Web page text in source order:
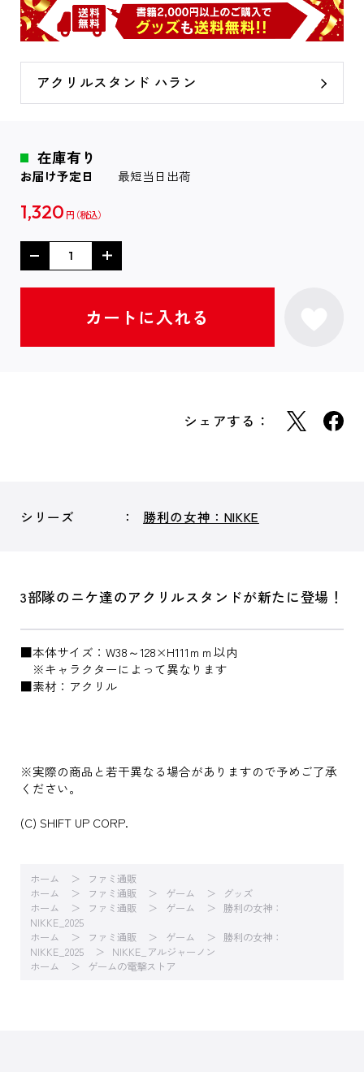
アクリルスタンド ハラン
在庫有り
お届け予定日 最短当日出荷
1,320 円
シェアする：
シリーズ 勝利の女神：NIKKE
3部隊のニケ達のアクリルスタンドが新たに登場！
■本体サイズ：W38～128×H111ｍｍ以内
※キャラクターによって異なります
■素材：アクリル
※実際の商品と若干異なる場合がありますので予めご了承
ください。
(C) SHIFT UP CORP.
ホーム
ファミ通販
ホーム
ファミ通販 ゲーム
グッズ
ホーム
ファミ通販 ゲーム
勝利の女神：
NIKKE_2025
ホーム
ファミ通販 ゲーム
勝利の女神：
NIKKE_2025
NIKKE_アルジャーノン
ホーム
ゲームの電撃ストア